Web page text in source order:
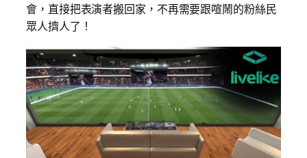
會，直接把表演者搬回家，不再需要跟喧鬧的粉絲民
眾人擠人了！